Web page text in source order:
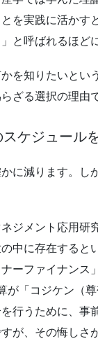
を実践に活か
と呼ばれるほど
を知りたいと
ざる選択の理由
ケジュール
に減ります。
ジメント応用研
中に存在する
ーファイナンス
が「コジケン（
行うために、
が、その悔し